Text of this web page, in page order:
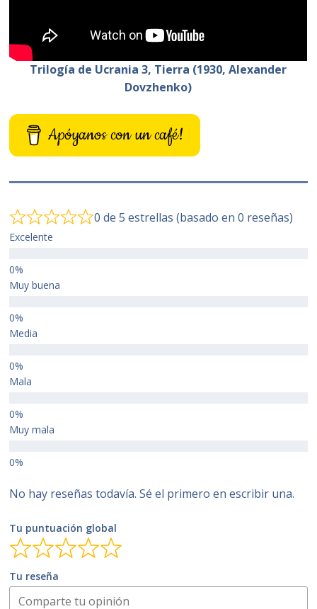
Trilogía de Ucrania 3, Tierra (1930, Alexander
Dovzhenko)
Apóyanos con un café!
0 de 5 estrellas (basado en 0 reseñas)
Excelente
Muy buena
Media
Mala
Muy mala
No hay reseñas todavía. Sé el primero en escribir una.
Tu puntuación global
Tu reseña